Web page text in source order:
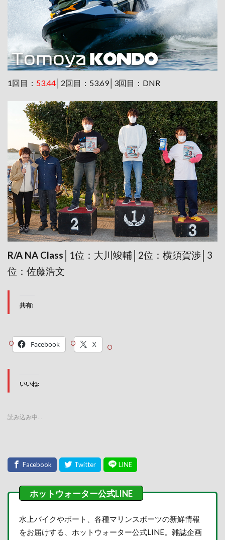
1回目： 53.44 │2回目：53.69│3回目：DNR
R/A NA Class │1位：大川竣輔│2位：横須賀渉│3
位：佐藤浩文
共有:
Facebook X
いいね:
読み込み中…
水上バイクやボート、各種マリンスポーツの新鮮情報
をお届けする、ホットウォーター公式LINE。雑誌企画